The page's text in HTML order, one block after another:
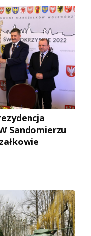
Sandomierzu